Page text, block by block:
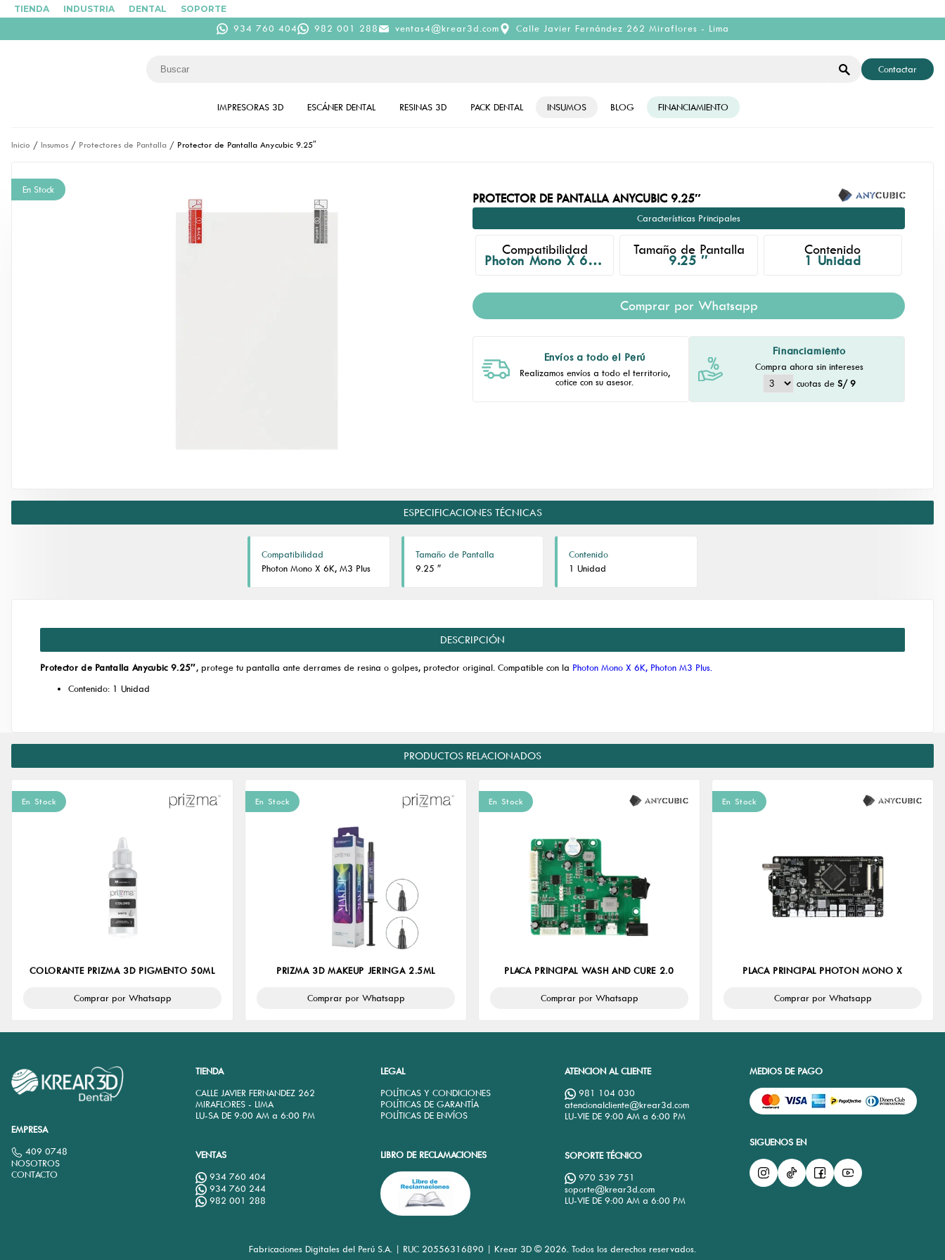
TIENDA INDUSTRIA DENTAL
SOPORTE
934 760 404
982 001 288 ventas4@krear3d.com Calle Javier Fernández 262 Miraflores - Lima
Contactar
IMPRESORAS 3D ESCÁNER DENTAL RESINAS 3D PACK DENTAL INSUMOS BLOG FINANCIAMIENTO
Inicio / Insumos / Protectores de Pantalla / Protector de Pantalla Anycubic 9.25″
En Stock
PROTECTOR DE PANTALLA ANYCUBIC 9.25″
Características Principales
Compatibilidad
Photon Mono X 6K, M3 Plus
Tamaño de Pantalla
9.25 ″
Contenido
1 Unidad
Comprar por Whatsapp
Envíos a todo el Perú
Realizamos envíos a todo el territorio,
cotice con su asesor.
Financiamiento
Compra ahora sin intereses
cuotas de S/ 9
ESPECIFICACIONES TÉCNICAS
Compatibilidad
Photon Mono X 6K, M3 Plus
Tamaño de Pantalla
9.25 ″
Contenido
1 Unidad
DESCRIPCIÓN
Protector de Pantalla Anycubic 9.25″, protege tu pantalla ante derrames de resina o golpes, protector original. Compatible con la Photon Mono X 6K, Photon M3 Plus.
Contenido: 1 Unidad
PRODUCTOS RELACIONADOS
En Stock
COLORANTE PRIZMA 3D PIGMENTO 50ML
Comprar por Whatsapp
En Stock
PRIZMA 3D MAKEUP JERINGA 2.5ML
Comprar por Whatsapp
En Stock
PLACA PRINCIPAL WASH AND CURE 2.0
Comprar por Whatsapp
En Stock
PLACA PRINCIPAL PHOTON MONO X
Comprar por Whatsapp
EMPRESA
409 0748
NOSOTROS
CONTACTO
TIENDA
CALLE JAVIER FERNANDEZ 262
MIRAFLORES - LIMA
LU-SA DE 9:00 AM a 6:00 PM
VENTAS
934 760 404
934 760 244
982 001 288
LEGAL
POLÍTICAS Y CONDICIONES
POLÍTICAS DE GARANTÍA
POLÍTICAS DE ENVÍOS
LIBRO DE RECLAMACIONES
ATENCION AL CLIENTE
981 104 030
atencionalcliente@krear3d.com
LU-VIE DE 9:00 AM a 6:00 PM
SOPORTE TÉCNICO
970 539 751
soporte@krear3d.com
LU-VIE DE 9:00 AM a 6:00 PM
MEDIOS DE PAGO
SIGUENOS EN
Fabricaciones Digitales del Perú S.A. | RUC 20556316890 | Krear 3D © 2026. Todos los derechos reservados.